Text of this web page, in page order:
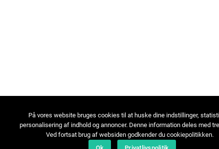
På vores website bruges cookies til at huske dine indstillinger,
personalisering af indhold og annoncer. Denne information deles med
Ved fortsat brug af websiden godkender du cookiepolitikken.